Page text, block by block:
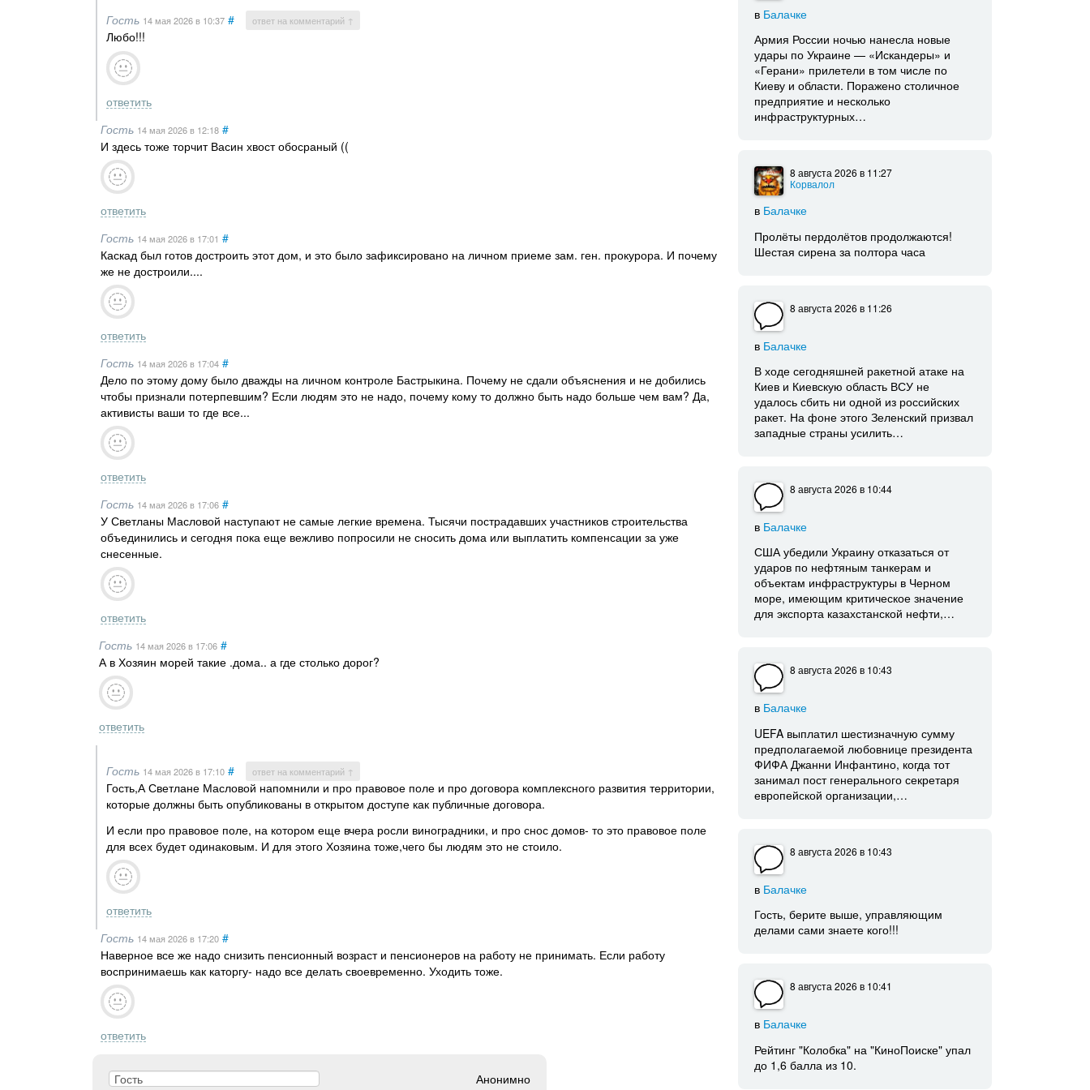
Гость 14 мая 2026в 10:37 # ответ на комментарий ↑
Любо!!!
ответить
Гость 14 мая 2026в 12:18 #
И здесь тоже торчит Васин хвост обосраный ((
ответить
Гость 14 мая 2026в 17:01 #
Каскад был готов достроить этот дом, и это было зафиксировано на личном приеме зам. ген. прокурора. И почему
же не достроили....
ответить
Гость 14 мая 2026в 17:04 #
Дело по этому дому было дважды на личном контроле Бастрыкина. Почему не сдали объяснения и не добились
чтобы признали потерпевшим? Если людям это не надо, почему кому то должно быть надо больше чем вам? Да,
активисты ваши то где все...
ответить
Гость 14 мая 2026в 17:06 #
У Светланы Масловой наступают не самые легкие времена. Тысячи пострадавших участников строительства
объединились и сегодня пока еще вежливо попросили не сносить дома или выплатить компенсации за уже
снесенные.
ответить
Гость 14 мая 2026в 17:06 #
А в Хозяин морей такие .дома.. а где столько дорог?
ответить
Гость 14 мая 2026в 17:10 # ответ на комментарий ↑
Гость,А Светлане Масловой напомнили и про правовое поле и про договора комплексного развития территории,
которые должны быть опубликованы в открытом доступе как публичные договора.
И если про правовое поле, на котором еще вчера росли виноградники, и про снос домов- то это правовое поле
для всех будет одинаковым. И для этого Хозяина тоже,чего бы людям это не стоило.
ответить
Гость 14 мая 2026в 17:20 #
Наверное все же надо снизить пенсионный возраст и пенсионеров на работу не принимать. Если работу
воспринимаешь как каторгу- надо все делать своевременно. Уходить тоже.
ответить
Анонимно
в Балачке
Армия России ночью нанесла новые
удары по Украине — «Искандеры» и
«Герани» прилетели в том числе по
Киеву и области. Поражено столичное
предприятие и несколько
инфраструктурных…
8 августа 2026в 11:27
Корвалол
в Балачке
Пролёты пердолётов продолжаются!
Шестая сирена за полтора часа
8 августа 2026в 11:26
в Балачке
В ходе сегодняшней ракетной атаке на
Киев и Киевскую область ВСУ не
удалось сбить ни одной из российских
ракет. На фоне этого Зеленский призвал
западные страны усилить…
8 августа 2026в 10:44
в Балачке
США убедили Украину отказаться от
ударов по нефтяным танкерам и
объектам инфраструктуры в Черном
море, имеющим критическое значение
для экспорта казахстанской нефти,…
8 августа 2026в 10:43
в Балачке
UEFA выплатил шестизначную сумму
предполагаемой любовнице президента
ФИФА Джанни Инфантино, когда тот
занимал пост генерального секретаря
европейской организации,…
8 августа 2026в 10:43
в Балачке
Гость, берите выше, управляющим
делами сами знаете кого!!!
8 августа 2026в 10:41
в Балачке
Рейтинг "Колобка" на "КиноПоиске" упал
до 1,6 балла из 10.